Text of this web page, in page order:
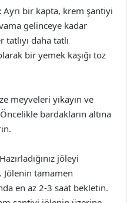
Ayrı bir kapta, krem şantiyi
gelinceye kadar
daha tatlı
bir yemek kaşığı toz
meyveleri yıkayın ve
bardakların altına
Hazırladığınız jöleyi
tamamen
en az 2-3 saat bekletin.